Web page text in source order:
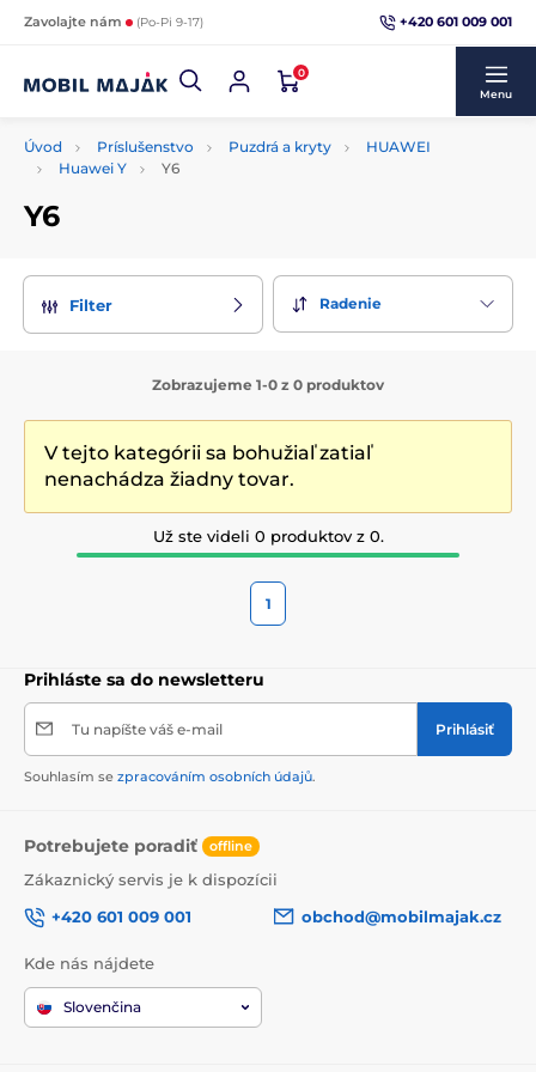
Zavolajte nám (Po-Pi 9-17) +420 601 009 001
0
Menu
Úvod Príslušenstvo Puzdrá a kryty
HUAWEI
Huawei Y
Y6
Y6
Filter Radenie
Zobrazujeme 1-0 z 0 produktov
V tejto kategórii sa bohužiaľ zatiaľ
nenachádza žiadny tovar.
Už ste videli 0 produktov z 0.
1
Prihláste sa do newsletteru
Tu napíšte váš e-mail Prihlásiť
Souhlasím se zpracováním osobních údajů.
Potrebujete poradiť offline
Zákaznický servis je k dispozícii
+420 601 009 001
obchod@mobilmajak.cz
Kde nás nájdete
Slovenčina